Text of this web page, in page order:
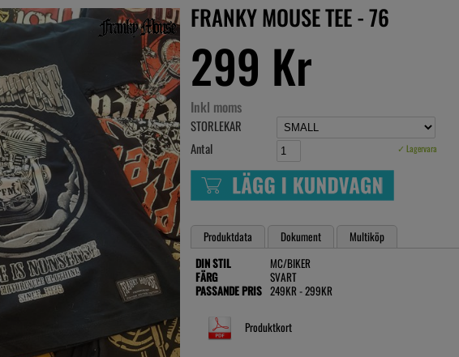
FRANKY MOUSE TEE - 76
299 Kr
Inkl moms
STORLEKAR
Antal
✓ Lagervara
Produktdata Dokument
Multiköp
DIN STIL
MC/BIKER
FÄRG
SVART
PASSANDE PRIS 249KR - 299KR
Produktkort